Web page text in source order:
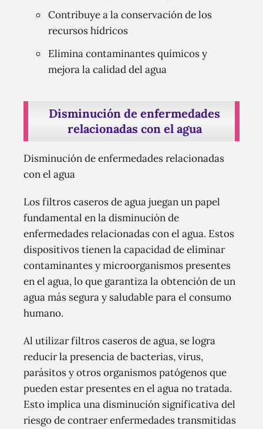
Contribuye a la conservación de los
recursos hídricos
Elimina contaminantes químicos y
mejora la calidad del agua
Disminución de enfermedades
relacionadas con el agua
Disminución de enfermedades relacionadas
con el agua
Los filtros caseros de agua juegan un papel
fundamental en la disminución de
enfermedades relacionadas con el agua. Estos
dispositivos tienen la capacidad de eliminar
contaminantes y microorganismos presentes
en el agua, lo que garantiza la obtención de un
agua más segura y saludable para el consumo
humano.
Al utilizar filtros caseros de agua, se logra
reducir la presencia de bacterias, virus,
parásitos y otros organismos patógenos que
pueden estar presentes en el agua no tratada.
Esto implica una disminución significativa del
riesgo de contraer enfermedades transmitidas